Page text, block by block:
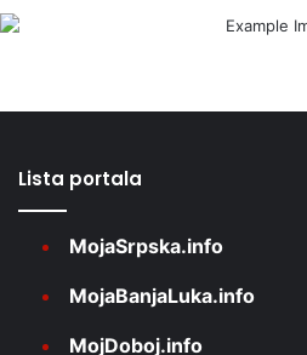
Lista portala
MojaSrpska.info
MojaBanjaLuka.info
MojDoboj.info